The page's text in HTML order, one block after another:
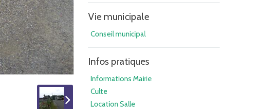
Vie municipale
Conseil municipal
Infos pratiques
Informations Mairie
Culte
Location Salle